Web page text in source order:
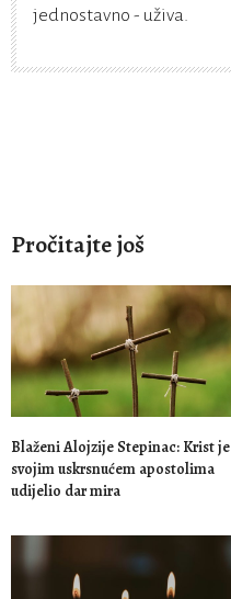
jednostavno - uživa.
Pročitajte još
Blaženi Alojzije Stepinac: Krist je
svojim uskrsnućem apostolima
udijelio dar mira